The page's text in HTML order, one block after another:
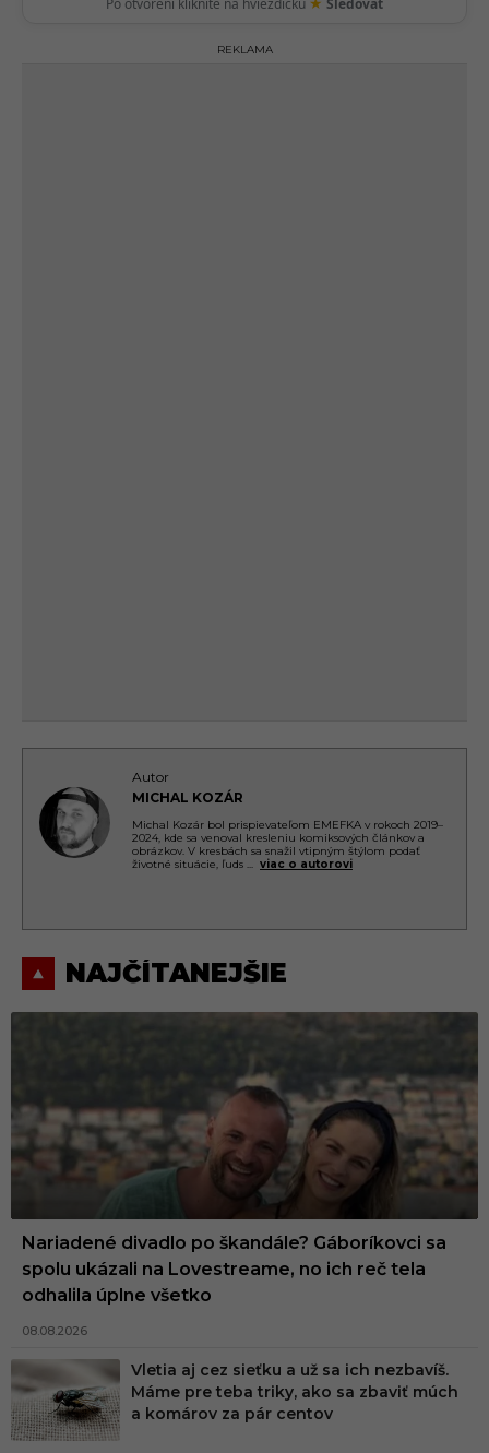
REKLAMA
Autor
MICHAL KOZÁR
Michal Kozár bol prispievateľom EMEFKA v rokoch 2019–
2024, kde sa venoval kresleniu komiksových článkov a
obrázkov. V kresbách sa snažil vtipným štýlom podať
životné situácie, ľuds ... viac o autorovi
NAJČÍTANEJŠIE
Nariadené divadlo po škandále? Gáboríkovci sa
spolu ukázali na Lovestreame, no ich reč tela
odhalila úplne všetko
08.08.2026
Vletia aj cez sieťku a už sa ich nezbavíš.
Máme pre teba triky, ako sa zbaviť múch
a komárov za pár centov